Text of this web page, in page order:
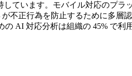
ています。モバイル対応のプラ
不正行為を防止するために多層
AI 対応分析は組織の 45% で利